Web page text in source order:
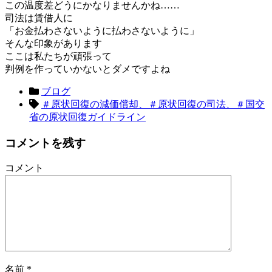
この温度差どうにかなりませんかね……
司法は賃借人に
「お金払わさないように払わさないように」
そんな印象があります
ここは私たちが頑張って
判例を作っていかないとダメですよね
ブログ
＃原状回復の減価償却、＃原状回復の司法、＃国交
省の原状回復ガイドライン
コメントを残す
コメント
名前 *